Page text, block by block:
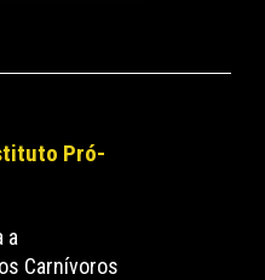
Pró-
a
Carnívoros